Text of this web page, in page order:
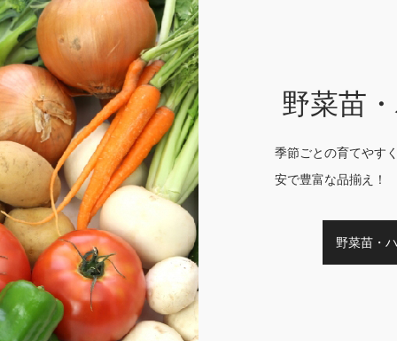
野菜苗
季節ごとの育てやす
安で豊富な品揃え！
野菜苗・